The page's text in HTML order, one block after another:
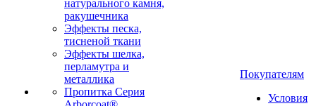
натурального камня,
ракушечника
Эффекты песка,
тисненой ткани
Эффекты шелка,
перламутра и
металлика
Пропитка Серия
Покупателям
Условия